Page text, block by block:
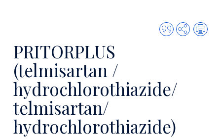
Citer
cette
Partager
PRITORPLUS
(telmisartan /
hydrochlorothiazide/
telmisartan/
hydrochlorothiazide)